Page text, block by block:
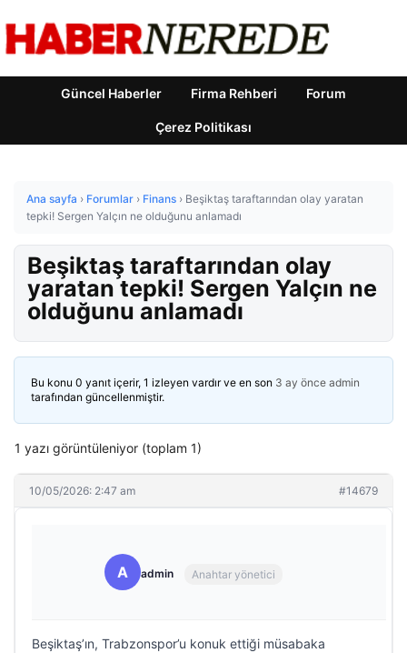
Güncel Haberler Firma Rehberi Forum
Çerez Politikası
Ana sayfa › Forumlar › Finans › Beşiktaş taraftarından olay yaratan
tepki! Sergen Yalçın ne olduğunu anlamadı
Beşiktaş taraftarından olay
yaratan tepki! Sergen Yalçın ne
olduğunu anlamadı
Bu konu 0 yanıt içerir, 1 izleyen vardır ve en son 3 ay önce admin
tarafından güncellenmiştir.
1 yazı görüntüleniyor (toplam 1)
10/05/2026: 2:47 am #14679
A admin Anahtar yönetici
Beşiktaş’ın, Trabzonspor’u konuk ettiği müsabaka